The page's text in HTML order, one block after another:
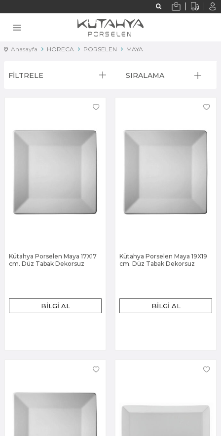
Anasayfa HORECA PORSELEN MAYA
FİLTRELE SIRALAMA
Kütahya Porselen Maya 17X17
cm. Düz Tabak Dekorsuz
BILGI AL
Kütahya Porselen Maya 19X19
cm. Düz Tabak Dekorsuz
BILGI AL